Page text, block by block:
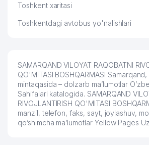
Toshkent xaritasi
Toshkentdagi avtobus yo'nalishlari
SAMARQAND VILOYAT RAQOBATNI
QO'MITASI BOSHQARMASI
mintaqasida – dolzarb ma’lumotlar
Sahifalari katalogida. SAMARQAND
RIVOJLANTIRISH QO'MITASI
manzil, telefon, faks, sayt, joylashuv,
qo’shimcha ma’lumotlar Yellow Pages